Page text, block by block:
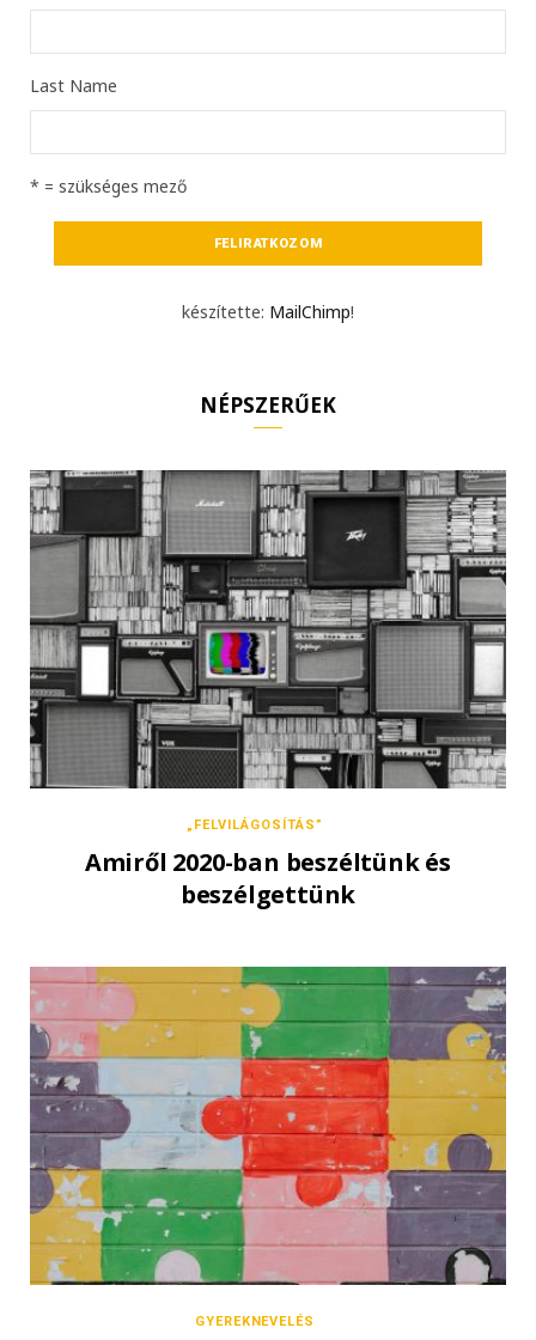
Last Name
* = szükséges mező
készítette: MailChimp!
NÉPSZERŰEK
„FELVILÁGOSÍTÁS”
Amiről 2020-ban beszéltünk és
beszélgettünk
GYEREKNEVELÉS